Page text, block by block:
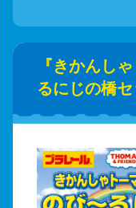
『きかんし
るにじの橋